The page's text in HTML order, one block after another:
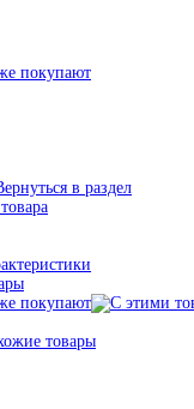
покупают
покупают